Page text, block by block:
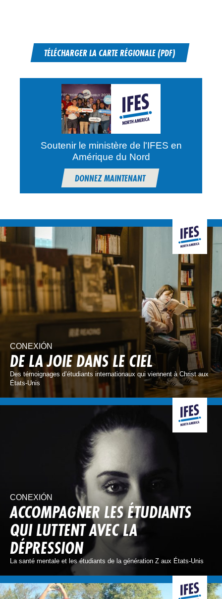
TÉLÉCHARGER LA CARTE RÉGIONALE (PDF)
Soutenir le ministère de l'IFES en
Amérique du Nord
DONNEZ MAINTENANT
CONEXIÓN
DE LA JOIE DANS LE CIEL
Des témoignages d’étudiants internationaux qui viennent à Christ aux
États-Unis
CONEXIÓN
ACCOMPAGNER LES ÉTUDIANTS
QUI LUTTENT AVEC LA
DÉPRESSION
La santé mentale et les étudiants de la génération Z aux États-Unis